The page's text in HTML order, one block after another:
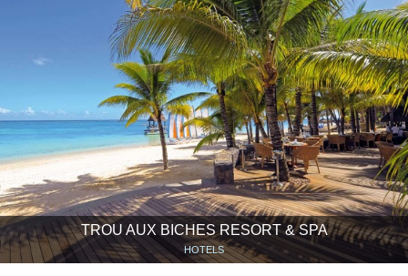
TROU AUX BICHES RESORT & SPA
HOTELS